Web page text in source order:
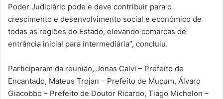
Poder Judiciário pode e deve contribuir para o
crescimento e desenvolvimento social e econômico de
todas as regiões do Estado, elevando comarcas de
entrância inicial para intermediária”, concluiu.
Participaram da reunião, Jonas Calvi – Prefeito de
Encantado, Mateus Trojan – Prefeito de Muçum, Álvaro
Giacobbo – Prefeito de Doutor Ricardo, Tiago Michelon –